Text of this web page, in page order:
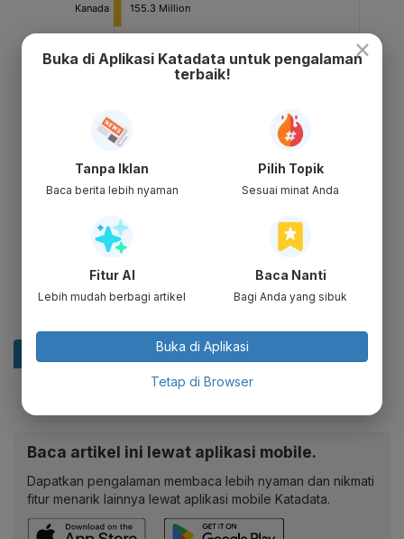
Baca artikel ini lewat aplikasi mobile.
Dapatkan pengalaman membaca lebih nyaman dan nikmati
fitur menarik lainnya lewat aplikasi mobile Katadata.
×
Buka di Aplikasi Katadata untuk pengalaman
terbaik!
Tanpa Iklan
Baca berita lebih nyaman
Pilih Topik
Sesuai minat Anda
Fitur AI
Lebih mudah berbagi artikel
Baca Nanti
Bagi Anda yang sibuk
Buka di Aplikasi
Tetap di Browser